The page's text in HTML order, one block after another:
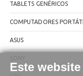
Este
TABLETS GENÉRICOS
COMPUTADORES
ASUS